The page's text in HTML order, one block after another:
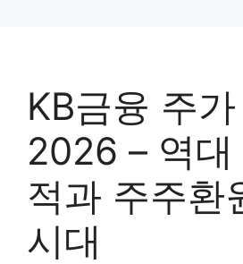
KB금융 주
2026 – 역대
적과 주주환
시대